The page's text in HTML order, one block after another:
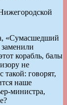
«Сумасшедший
корабль, балы
не
говорят,
наше
министра,